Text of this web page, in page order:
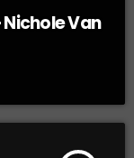
Nichole Van